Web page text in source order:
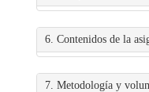
6. Contenidos de la
7. Metodología y